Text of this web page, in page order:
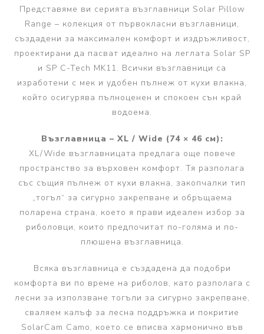
Представяме ви серията възглавници Solar Pillow
Range – колекция от първокласни възглавници,
създадени за максимален комфорт и издръжливост,
проектирани да пасват идеално на леглата Solar SP
и SP C-Tech MK11. Всички възглавници са
изработени с мек и удобен пълнеж от кухи влакна,
който осигурява пълноценен и спокоен сън край
водоема.
Възглавница – XL / Wide (74 × 46 см):
XL/Wide възглавницата предлага още повече
пространство за върховен комфорт. Тя разполага
със същия пълнеж от кухи влакна, закопчалки тип
„тогъл“ за сигурно закрепване и обръщаема
поларена страна, което я прави идеален избор за
риболовци, които предпочитат по-голяма и по-
плюшена възглавница.
Всяка възглавница е създадена да подобри
комфорта ви по време на риболов, като разполага с
лесни за използване тогъли за сигурно закрепване,
сваляем калъф за лесна поддръжка и покритие
SolarCam Camo, което се вписва хармонично във